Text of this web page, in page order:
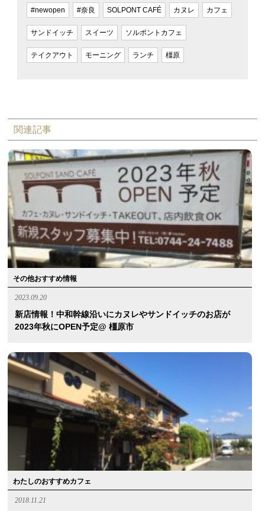
#newopen
#奈良 SOLPONT CAFÉ カヌレ カフェ
サンドイッチ スイーツ ソルポントカフェ
テイクアウト モーニング ランチ 橿原
関連記事
その他おすすめ情報
2023.09.20
新店情報！中和幹線沿いにカヌレやサンドイッチのお店が
2023年秋にOPEN予定@ 橿原市
わたしのおすすめカフェ
2018.11.21